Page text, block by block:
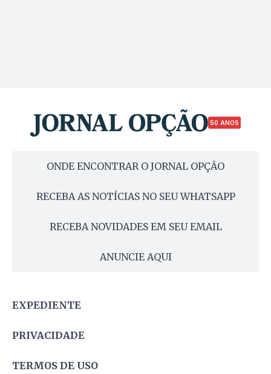
50 ANOS
ONDE ENCONTRAR O JORNAL OPÇÃO
RECEBA AS NOTÍCIAS NO SEU WHATSAPP
RECEBA NOVIDADES EM SEU EMAIL
ANUNCIE AQUI
EXPEDIENTE
PRIVACIDADE
TERMOS DE USO